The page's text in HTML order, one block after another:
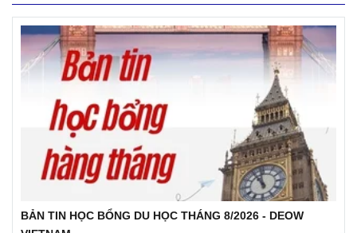
BẢN TIN HỌC BỔNG DU HỌC THÁNG 8/2026 - DEOW